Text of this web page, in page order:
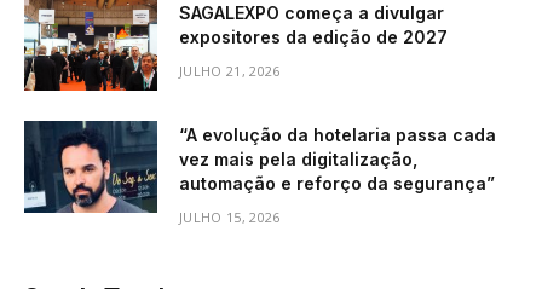
SAGALEXPO começa a divulgar
expositores da edição de 2027
JULHO 21, 2026
“A evolução da hotelaria passa cada
vez mais pela digitalização,
automação e reforço da segurança”
JULHO 15, 2026